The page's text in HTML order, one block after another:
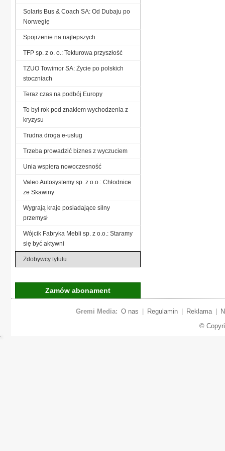
Solaris Bus & Coach SA: Od Dubaju po
Norwegię
Spojrzenie na najlepszych
TFP sp. z o. o.: Tekturowa przyszłość
TZUO Towimor SA: Życie po polskich
stoczniach
Teraz czas na podbój Europy
To był rok pod znakiem wychodzenia z
kryzysu
Trudna droga e-usług
Trzeba prowadzić biznes z wyczuciem
Unia wspiera nowoczesność
Valeo Autosystemy sp. z o.o.: Chłodnice
ze Skawiny
Wygrają kraje posiadające silny
przemysł
Wójcik Fabryka Mebli sp. z o.o.: Staramy
się być aktywni
Zdobywcy tytułu
Zamów abonament
Gremi Media: O nas Regulamin Reklama
©